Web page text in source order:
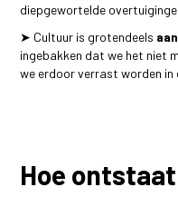
diepgewortelde
➤ Cultuur is grotendeels
ingebakken dat we het niet
we erdoor verrast worden
Hoe